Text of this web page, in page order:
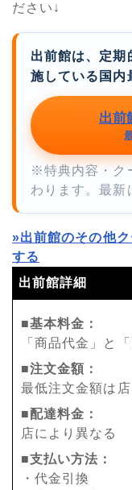
ださい↓
出前館は、定期
施している国内
出前
※特典内容・ク
わります。最新
»出前館のその他
する
出前館詳細
■基本料金：
「商品代金」と
■注文金額：
最低注文金額は
■配達料金：
店により異なる
■支払い方法：
・代金引換